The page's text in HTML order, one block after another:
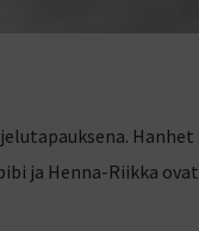
Hanhet
ja Henna-Riikka ovat